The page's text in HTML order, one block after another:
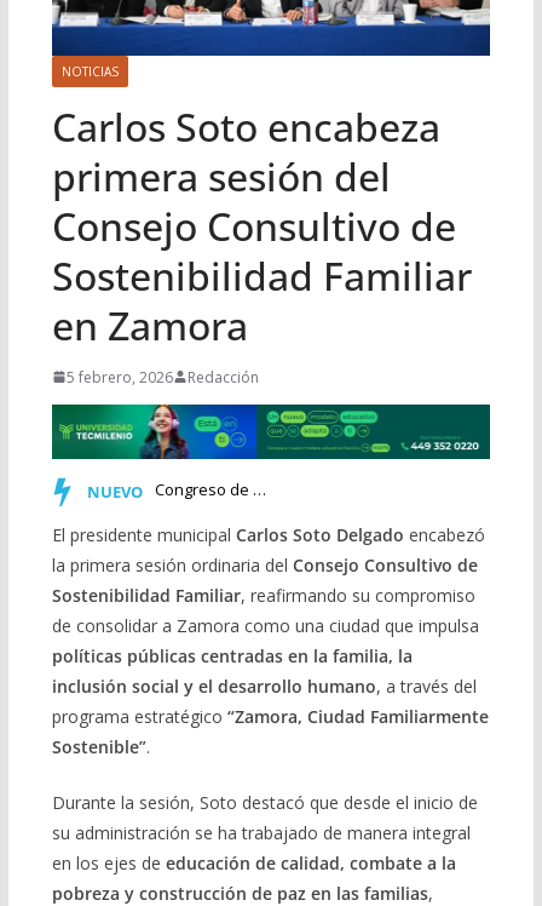
NOTICIAS
Carlos Soto encabeza
primera sesión del
Consejo Consultivo de
Sostenibilidad Familiar
en Zamora
5 febrero, 2026 Redacción
NUEVO Congreso de Michoacán incorpora al Calendario Cívico la co…
El presidente municipal Carlos Soto Delgado encabezó
la primera sesión ordinaria del Consejo Consultivo de
Sostenibilidad Familiar, reafirmando su compromiso
de consolidar a Zamora como una ciudad que impulsa
políticas públicas centradas en la familia, la
inclusión social y el desarrollo humano, a través del
programa estratégico “Zamora, Ciudad Familiarmente
Sostenible”.
Durante la sesión, Soto destacó que desde el inicio de
su administración se ha trabajado de manera integral
en los ejes de educación de calidad, combate a la
pobreza y construcción de paz en las familias,